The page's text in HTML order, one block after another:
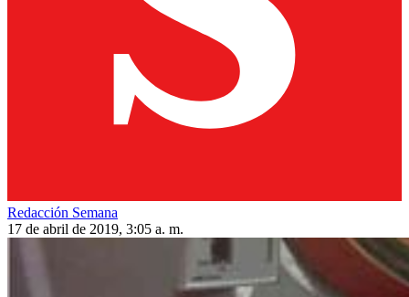
Redacción Semana
17 de abril de 2019, 3:05 a. m.